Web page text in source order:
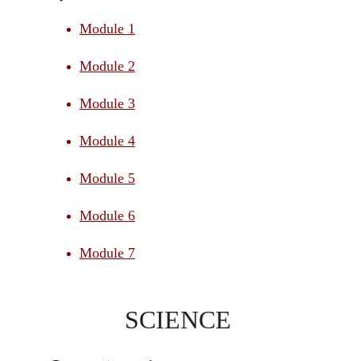
Module 1
Module 2
Module 3
Module 4
Module 5
Module 6
Module 7
SCIENCE